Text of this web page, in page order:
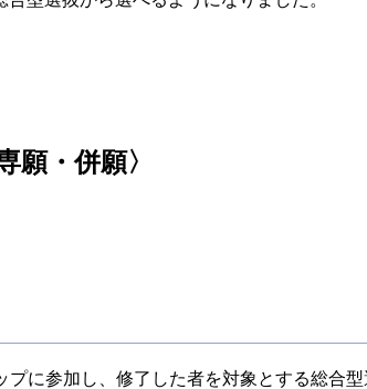
・併願〉
に参加し、修了した者を対象とする総合